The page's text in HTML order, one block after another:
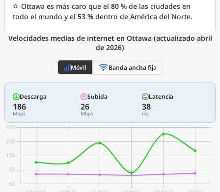
⭐ Ottawa es más caro que el 80 % de las ciudades en
todo el mundo y el 53 % dentro de América del Norte.
Velocidades medias de internet en Ottawa (actualizado abril
de 2026)
Móvil Banda ancha fija
Descarga
186
Mbps
Subida
26
Mbps
Latencia
38
ms